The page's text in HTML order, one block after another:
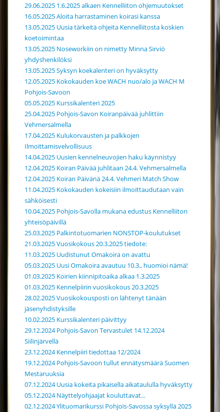
29.06.2025 1.6.2025 alkaen Kennelliiton ohjemuutokset
16.05.2025 Aloita harrastaminen koirasi kanssa
13.05.2025 Uusia tärkeitä ohjeita Kennelliitosta koskien
koetoimintaa
13.05.2025 Noseworkiin on nimetty Minna Sirviö
yhdyshenkilöksi
13.05.2025 Syksyn koekalenteri on hyväksytty
12.05.2025 Kokokauden koe WACH nuo/alo ja WACH M
Pohjois-Savoon
05.05.2025 Kurssikalenteri 2025
25.04.2025 Pohjois-Savon Koiranpäivää juhlittiin
Vehmersalmella
17.04.2025 Kulukorvausten ja palkkojen
Ilmoittamisvelvollisuus
14.04.2025 Uusien kennelneuvojien haku käynnistyy
12.04.2025 Koiran Päivää juhlitaan 24.4. Vehmersalmella
12.04.2025 Koiran Päivänä 24.4. Vehmeri Match Show
11.04.2025 Kokokauden kokeisiin ilmoittaudutaan vain
sähköisesti
10.04.2025 Pohjois-Savolla mukana edustus Kennelliiton
yhteisöpäivillä
25.03.2025 Palkintotuomarien NONSTOP-koulutukset
21.03.2025 Vuosikokous 20.3.2025 tiedote:
11.03.2025 Uudistunut Omakoira on avattu
05.03.2025 Uusi Omakoira avautuu 10.3., huomioi nämä!
01.03.2025 Koirien kiinnipitoaika alkaa 1.3.2025
01.03.2025 Kennelpiirin vuosikokous 20.3.2025
28.02.2025 Vuosikokousposti on lähtenyt tänään
jäsenyhdistyksille
10.02.2025 Kurssikalenteri päivittyy
29.12.2024 Pohjois-Savon Tervastulet 14.12.2024
Siilinjärvellä
23.12.2024 Kennelpiiri tiedottaa 12/2024
19.12.2024 Pohjois-Savoon tullut ennätysmäärä Suomen
Mestaruuksia
07.12.2024 Uusia kokeita pikaisella aikataululla hyväksytty
05.12.2024 Näyttelyohjaajat kouluttavat...
02.12.2024 Ylituomarikurssi Pohjois-Savossa syksyllä 2025